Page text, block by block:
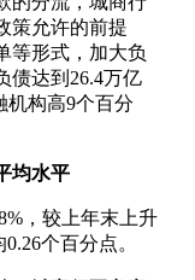
策允许的前提
等形式，加大负
债达到26.4万亿
机构高9个百分
均水平
，较上年末上升
个百分点。